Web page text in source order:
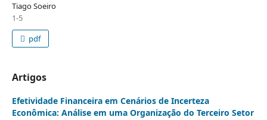
Tiago Soeiro
1-5
pdf
Artigos
Efetividade Financeira em Cenários de Incerteza
Econômica: Análise em uma Organização do Terceiro Setor